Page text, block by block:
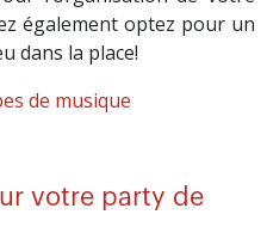
également optez pour un
dans la place!
de musique
votre party de